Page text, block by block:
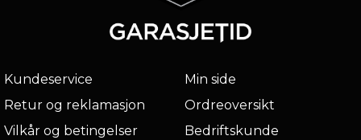
Kundeservice
Retur og reklamasjon
Vilkår og betingelser
Min side
Ordreoversikt
Bedriftskunde